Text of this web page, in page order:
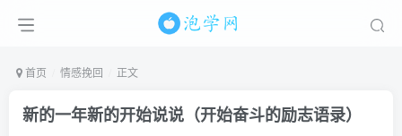
首页 情感挽回 正文
新的一年新的开始说说（开始奋斗的励志语录）